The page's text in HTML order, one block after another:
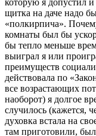
щитка на даче надо
«полкирпича».
комнаты был бы
бы тепло меньше
выиграл я или
преимуществ
действовала по
все возрастающих
наоборот) я долгое
случилось (кажется,
духовка встала на
там приготовили,